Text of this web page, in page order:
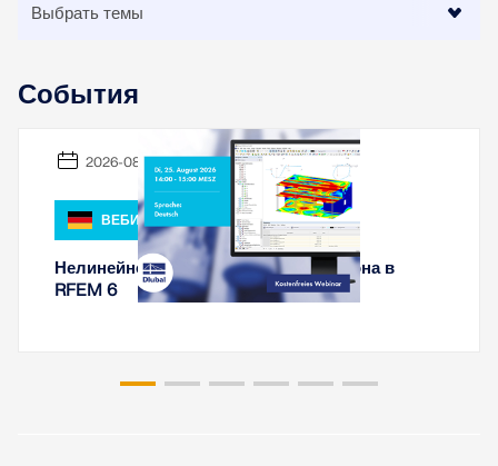
Устаревшие продукты
События
2026-08-25
ВЕБИНАР
Нелинейное вычисление железобетона в
RFEM 6